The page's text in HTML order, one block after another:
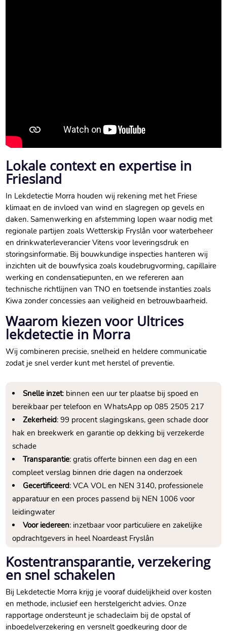
Lokale context en expertise in
Friesland
In Lekdetectie Morra houden wij rekening met het Friese
klimaat en de invloed van wind en slagregen op gevels en
daken. Samenwerking en afstemming lopen waar nodig met
regionale partijen zoals Wetterskip Fryslân voor waterbeheer
en drinkwaterleverancier Vitens voor leveringsdruk en
storingsinformatie. Bij bouwkundige inspecties hanteren wij
inzichten uit de bouwfysica zoals koudebrugvorming, capillaire
werking en condensatiepunten, en we refereren aan
technische richtlijnen van TNO en toetsende instanties zoals
Kiwa zonder concessies aan veiligheid en betrouwbaarheid.
Waarom kiezen voor Ultrices
lekdetectie in Morra
Wij combineren precisie, snelheid en heldere communicatie
zodat je snel verder kunt met herstel of preventie.
Snelle inzet: binnen een uur ter plaatse bij spoed en
bereikbaar per telefoon en WhatsApp op 085 2505 217
Zekerheid: 99 procent slagingskans, geen schade door
hak en breekwerk en garantie op dekking bij verzekerde
schade
Transparantie: gratis offerte binnen een dag en een
compleet verslag binnen drie dagen na onderzoek
Gecertificeerd: VCA VOL en NEN 3140, professionele
apparatuur en een proces passend bij NEN 1006 voor
leidingwater
Voor iedereen: inzetbaar voor particuliere en zakelijke
opdrachtgevers in heel Noardeast Fryslân
Kostentransparantie, verzekering
en snel schakelen
Bij Lekdetectie Morra krijg je vooraf duidelijkheid over kosten
en methode, inclusief een herstelgericht advies. Onze
rapportage ondersteunt je schadeclaim bij de opstal of
inboedelverzekering en versnelt goedkeuring door de